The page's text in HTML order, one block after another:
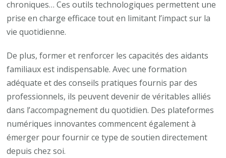
chroniques… Ces outils technologiques permettent une
prise en charge efficace tout en limitant l’impact sur la
vie quotidienne.
De plus, former et renforcer les capacités des aidants
familiaux est indispensable. Avec une formation
adéquate et des conseils pratiques fournis par des
professionnels, ils peuvent devenir de véritables alliés
dans l’accompagnement du quotidien. Des plateformes
numériques innovantes commencent également à
émerger pour fournir ce type de soutien directement
depuis chez soi.